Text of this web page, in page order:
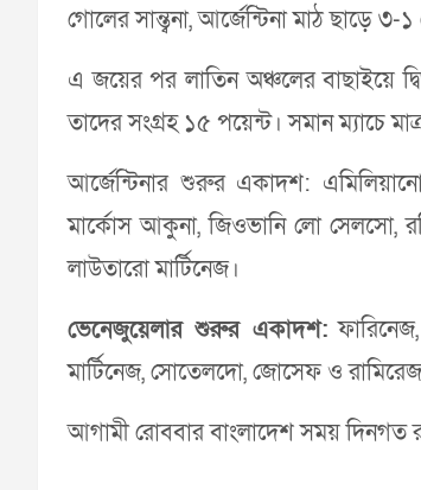
গোলের সান্ত্বনা, আর্জেন্টিনা মাঠ ছাড়ে
এ জয়ের পর লাতিন অঞ্চলের বাছাইয়ে
তাদের সংগ্রহ ১৫ পয়েন্ট। সমান ম্যাচে
আর্জেন্টিনার শুরুর একাদশ: এমিলিয়ানো
মার্কোস আকুনা, জিওভানি লো সেলসো,
লাউতারো মার্টিনেজ।
ভেনেজুয়েলার শুরুর একাদশ:
মার্টিনেজ, সোতেলদো, জোসেফ ও
আগামী রোববার বাংলাদেশ সময় দিনগত